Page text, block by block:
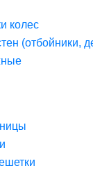
колес
(отбойники,